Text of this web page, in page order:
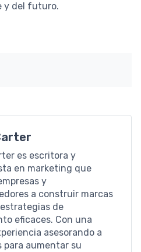
y del futuro.
es escritora y
en marketing que
y
a construir marcas
de
eficaces. Con una
asesorando a
para aumentar su